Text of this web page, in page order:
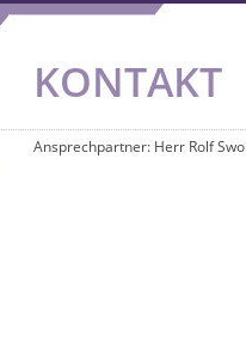
KONTAKT
Ansprechpartner: Herr Rolf